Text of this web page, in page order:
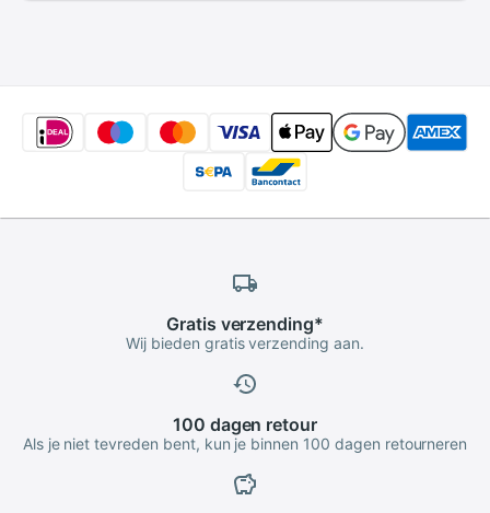
Gratis verzending*
Wij bieden gratis verzending aan.
100 dagen retour
Als je niet tevreden bent, kun je binnen 100 dagen retourneren